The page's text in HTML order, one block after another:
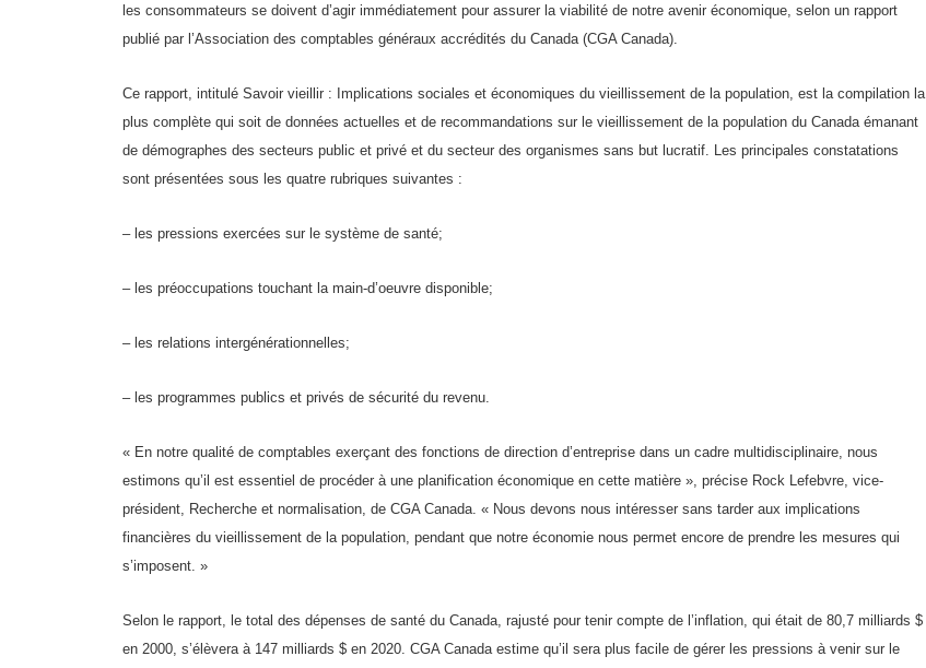
les consommateurs se doivent d’agir immédiatement pour assurer la viabilité de notre avenir économique, selon un rapport
publié par l’Association des comptables généraux accrédités du Canada (CGA Canada).
Ce rapport, intitulé Savoir vieillir : Implications sociales et économiques du vieillissement de la population, est la compilation la
plus complète qui soit de données actuelles et de recommandations sur le vieillissement de la population du Canada émanant
de démographes des secteurs public et privé et du secteur des organismes sans but lucratif. Les principales constatations
sont présentées sous les quatre rubriques suivantes :
– les pressions exercées sur le système de santé;
– les préoccupations touchant la main-d’oeuvre disponible;
– les relations intergénérationnelles;
– les programmes publics et privés de sécurité du revenu.
« En notre qualité de comptables exerçant des fonctions de direction d’entreprise dans un cadre multidisciplinaire, nous
estimons qu’il est essentiel de procéder à une planification économique en cette matière », précise Rock Lefebvre, vice-
président, Recherche et normalisation, de CGA Canada. « Nous devons nous intéresser sans tarder aux implications
financières du vieillissement de la population, pendant que notre économie nous permet encore de prendre les mesures qui
s’imposent. »
Selon le rapport, le total des dépenses de santé du Canada, rajusté pour tenir compte de l’inflation, qui était de 80,7 milliards $
en 2000, s’élèvera à 147 milliards $ en 2020. CGA Canada estime qu’il sera plus facile de gérer les pressions à venir sur le